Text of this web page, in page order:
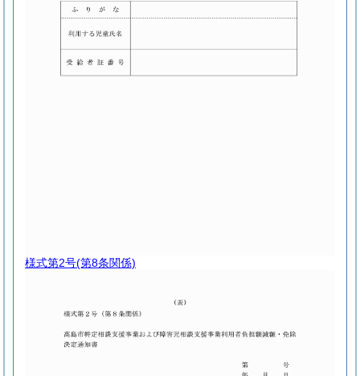
様式第2号(第8条関係)